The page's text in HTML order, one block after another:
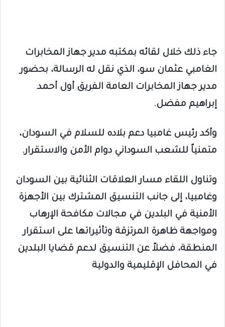
جاء ذلك خلال لقائه بمكتبه مدير جهاز المخابرات
الغامبي عثمان سو، الذي نقل له الرسالة، بحضور
مدير جهاز المخابرات العامة الفريق أول أحمد
إبراهيم مفضل.
وأكد رئيس غامبيا دعم بلاده للسلام في السودان،
متمنياً للشعب السوداني دوام الأمن والاستقرار.
وتناول اللقاء مسار العلاقات الثنائية بين السودان
وغامبيا، إلى جانب التنسيق المشترك بين الأجهزة
الأمنية في البلدين في مجالات مكافحة الإرهاب
ومواجهة ظاهرة المرتزقة وتأثيراتها على استقرار
المنطقة، فضلاً عن التنسيق لدعم قضايا البلدين
في المحافل الإقليمية والدولية